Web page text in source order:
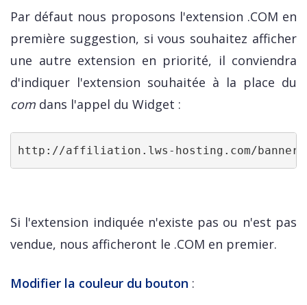
Par défaut nous proposons l'extension .COM en
première suggestion, si vous souhaitez afficher
une autre extension en priorité, il conviendra
d'indiquer l'extension souhaitée à la place du
com dans l'appel du Widget :
http://affiliation.lws-hosting.com/banners/
Si l'extension indiquée n'existe pas ou n'est pas
vendue, nous afficheront le .COM en premier.
Modifier la couleur du bouton :